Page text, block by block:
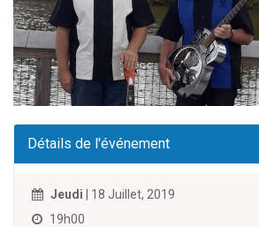
Détails de l'événement
Jeudi | 18 Juillet, 2019
19h00